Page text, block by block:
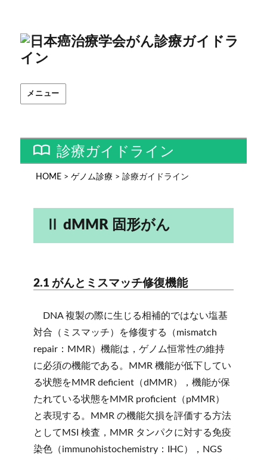
メニュー
診療ガイドライン
HOME >ゲノム診療 >診療ガイドライン
Ⅱ dMMR 固形がん
2.1 がんとミスマッチ修復機能
DNA 複製の際に生じる相補的ではない塩基
対合（ミスマッチ）を修復する（mismatch
repair：MMR）機能は，ゲノム恒常性の維持
に必須の機能である。MMR 機能が低下してい
る状態をMMR deficient（dMMR），機能が保
たれている状態をMMR proficient（pMMR）
と表現する。MMR の機能欠損を評価する方法
としてMSI 検査，MMR タンパクに対する免疫
染色（immunohistochemistry：IHC），NGS